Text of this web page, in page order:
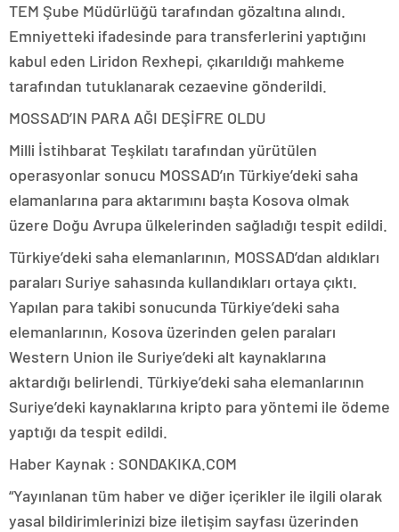
TEM Şube Müdürlüğü tarafından gözaltına alındı.
Emniyetteki ifadesinde para transferlerini yaptığını
kabul eden Liridon Rexhepi, çıkarıldığı mahkeme
tarafından tutuklanarak cezaevine gönderildi.
MOSSAD’IN PARA AĞI DEŞİFRE OLDU
Milli İstihbarat Teşkilatı tarafından yürütülen
operasyonlar sonucu MOSSAD’ın Türkiye’deki saha
elamanlarına para aktarımını başta Kosova olmak
üzere Doğu Avrupa ülkelerinden sağladığı tespit edildi.
Türkiye’deki saha elemanlarının, MOSSAD’dan aldıkları
paraları Suriye sahasında kullandıkları ortaya çıktı.
Yapılan para takibi sonucunda Türkiye’deki saha
elemanlarının, Kosova üzerinden gelen paraları
Western Union ile Suriye’deki alt kaynaklarına
aktardığı belirlendi. Türkiye’deki saha elemanlarının
Suriye’deki kaynaklarına kripto para yöntemi ile ödeme
yaptığı da tespit edildi.
Haber Kaynak : SONDAKIKA.COM
“Yayınlanan tüm haber ve diğer içerikler ile ilgili olarak
yasal bildirimlerinizi bize iletişim sayfası üzerinden